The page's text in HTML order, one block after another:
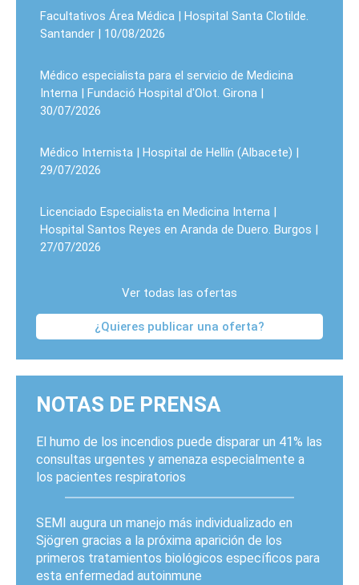
Facultativos Área Médica | Hospital Santa Clotilde.
Santander | 10/08/2026
Médico especialista para el servicio de Medicina
Interna | Fundació Hospital d'Olot. Girona |
30/07/2026
Médico Internista | Hospital de Hellín (Albacete) |
29/07/2026
Licenciado Especialista en Medicina Interna |
Hospital Santos Reyes en Aranda de Duero. Burgos |
27/07/2026
Ver todas las ofertas
¿Quieres publicar una oferta?
NOTAS DE PRENSA
El humo de los incendios puede disparar un 41% las
consultas urgentes y amenaza especialmente a
los pacientes respiratorios
SEMI augura un manejo más individualizado en
Sjögren gracias a la próxima aparición de los
primeros tratamientos biológicos específicos para
esta enfermedad autoinmune